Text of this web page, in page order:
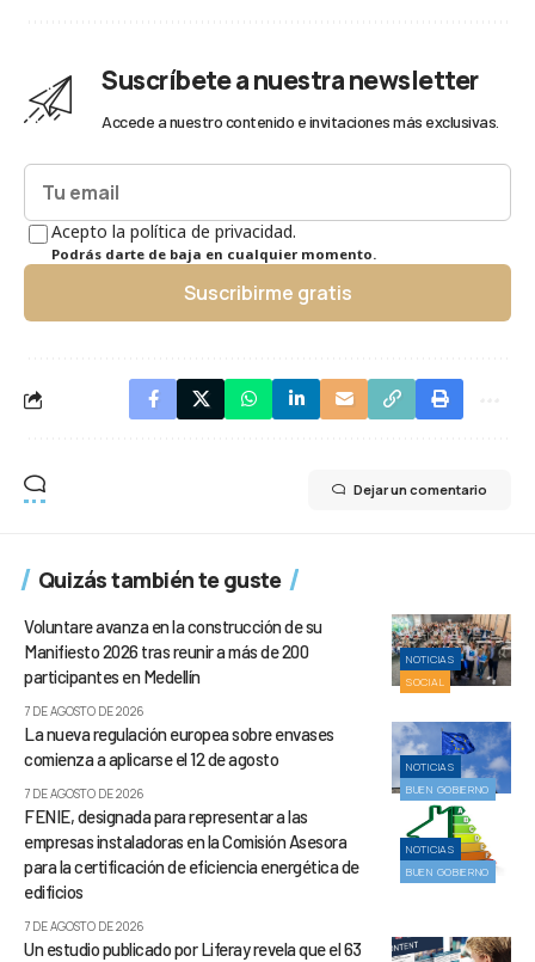
Suscríbete a nuestra newsletter
Accede a nuestro contenido e invitaciones más exclusivas.
Acepto la política de privacidad.
Podrás darte de baja en cualquier momento.
Suscribirme gratis
Dejar un comentario
Quizás también te guste
NOTICIAS
SOCIAL
Voluntare avanza en la construcción de su
Manifiesto 2026 tras reunir a más de 200
participantes en Medellín
7 DE AGOSTO DE 2026
NOTICIAS
BUEN GOBIERNO
La nueva regulación europea sobre envases
comienza a aplicarse el 12 de agosto
7 DE AGOSTO DE 2026
NOTICIAS
BUEN GOBIERNO
FENIE, designada para representar a las
empresas instaladoras en la Comisión Asesora
para la certificación de eficiencia energética de
edificios
7 DE AGOSTO DE 2026
Un estudio publicado por Liferay revela que el 63